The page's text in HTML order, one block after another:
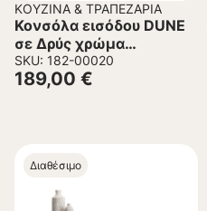
ΚΟΥΖΊΝΑ & ΤΡΑΠΕΖΑΡΊΑ
Κονσόλα εισόδου DUNE
σε Δρύς χρώμα
90x35x85.2εκ.
SKU: 182-00020
189,00 €
Διαθέσιμο